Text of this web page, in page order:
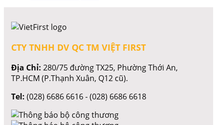
CTY TNHH DV QC TM VIỆT FIRST
Địa Chỉ: 280/75 đường TX25, Phường Thới An,
TP.HCM (P.Thạnh Xuân, Q12 cũ).
Tel: (028) 6686 6616 - (028) 6686 6618